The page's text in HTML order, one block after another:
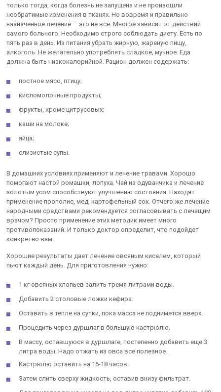
только тогда, когда болезнь не запущена и не произошли
необратимые изменения в тканях. Но вовремя и правильно
назначенное лечение — это не все. Многое зависит от действий
самого больного. Необходимо строго соблюдать диету. Есть по
пять раз в день. Из питания убрать жирную, жареную пищу,
алкоголь. Не желательно употреблять сладкое, мучное. Еда
должна быть низкокалорийной. Рацион должен содержать:
постное мясо, птицу;
кисломолочные продукты;
фрукты, кроме цитрусовых;
каши на молоке;
яйца;
слизистые супы.
В домашних условиях применяют и лечение травами. Хорошо
помогают настой ромашки, лопуха. Чай из одуванчика и лечение
золотым усом способствуют улучшению состояния. Находят
применение прополис, мед, картофельный сок. Отчего же лечение
народными средствами рекомендуется согласовывать с лечащим
врачом? Просто применение этих методик имеет много
противопоказаний. И только доктор определит, что подойдет
конкретно вам.
Хорошие результаты дает лечение овсяным киселем, который
пьют каждый день. Для приготовления нужно:
1 кг овсяных хлопьев залить тремя литрами воды.
Добавить 2 столовые ложки кефира.
Оставить в тепле на сутки, пока масса не поднимется вверх.
Процедить через дуршлаг в большую кастрюлю.
В массу, оставшуюся в дуршлаге, постепенно добавить еще 3
литра воды. Надо отжать из овса все полезное.
Кастрюлю оставить на 16-18 часов.
Затем слить сверху жидкость, оставив внизу фильтрат.